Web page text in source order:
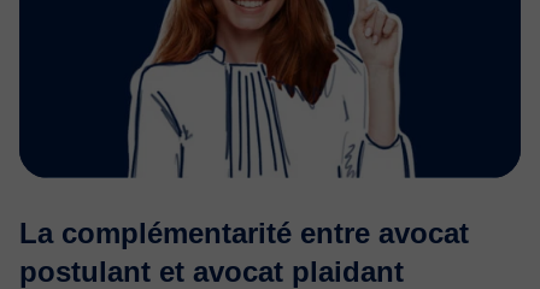
La complémentarité entre avocat
postulant et avocat plaidant